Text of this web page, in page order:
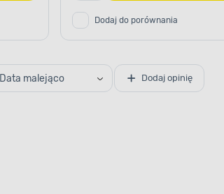
Dodaj do porównania
Data malejąco Dodaj opinię